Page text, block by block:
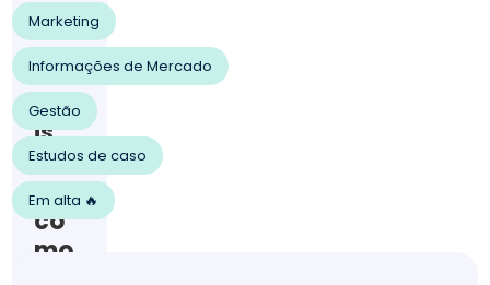
da
s
154
Qua
is
são
e
co
mo
Marketing
Informações de Mercado
Gestão
Estudos de caso
Em alta 🔥